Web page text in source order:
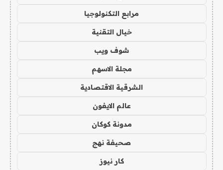
مرابع التكنولوجيا
خيال التقنية
شوف ويب
مجلة الاسهم
الشرقية الاقتصادية
عالم الايفون
مدونة كوكان
صحيفة نهج
كار نيوز